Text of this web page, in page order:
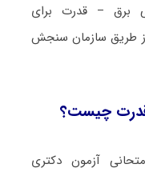
ﺑﺮق – ﻗﺪرت برای
طریق سازمان سنجش
چیست؟
آزمون دکتری